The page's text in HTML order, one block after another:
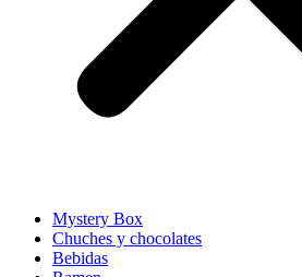
Mystery Box
Chuches y chocolates
Bebidas